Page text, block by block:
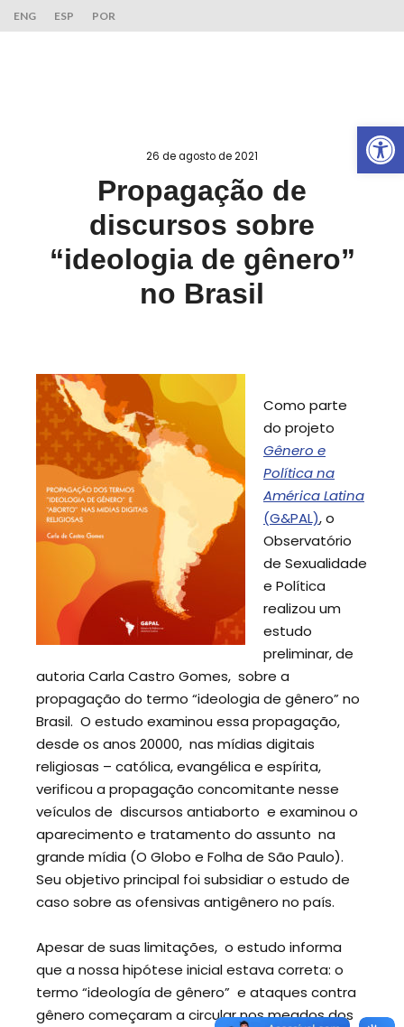
ENG ESP POR
26 de agosto de 2021
Propagação de
discursos sobre
“ideologia de gênero”
no Brasil
Como parte
do projeto
Gênero e
Política na
América Latina
(G&PAL), o
Observatório
de Sexualidade
e Política
realizou um
estudo
preliminar, de
autoria Carla Castro Gomes, sobre a
propagação do termo “ideologia de gênero” no
Brasil. O estudo examinou essa propagação,
desde os anos 20000, nas mídias digitais
religiosas – católica, evangélica e espírita,
verificou a propagação concomitante nesse
veículos de discursos antiaborto e examinou o
aparecimento e tratamento do assunto na
grande mídia (O Globo e Folha de São Paulo).
Seu objetivo principal foi subsidiar o estudo de
caso sobre as ofensivas antigênero no país.
Apesar de suas limitações, o estudo informa
que a nossa hipótese inicial estava correta: o
termo “ideología de gênero” e ataques contra
gênero começaram a circular nos meados dos